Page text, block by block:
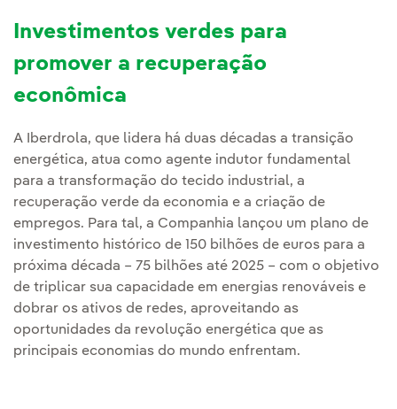
Investimentos verdes para
promover a recuperação
econômica
A Iberdrola, que lidera há duas décadas a transição
energética, atua como agente indutor fundamental
para a transformação do tecido industrial, a
recuperação verde da economia e a criação de
empregos. Para tal, a Companhia lançou um plano de
investimento histórico de 150 bilhões de euros para a
próxima década – 75 bilhões até 2025 – com o objetivo
de triplicar sua capacidade em energias renováveis e
dobrar os ativos de redes, aproveitando as
oportunidades da revolução energética que as
principais economias do mundo enfrentam.